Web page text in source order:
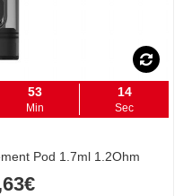
53
Min
14
Sec
Pod 1.7ml 1.2Ohm